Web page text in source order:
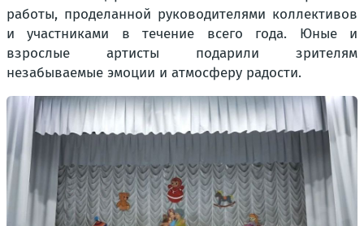
работы, проделанной руководителями коллективов
и участниками в течение всего года. Юные и
взрослые артисты подарили зрителям
незабываемые эмоции и атмосферу радости.